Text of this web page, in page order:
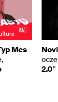
Mes
2.0”